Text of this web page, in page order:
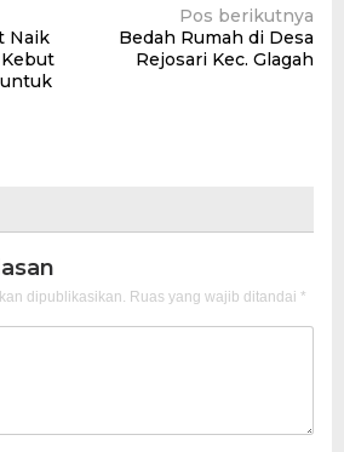
Naik
Pos berikutnya
Bedah Rumah di Desa
Rejosari Kec. Glagah
dipublikasikan. Ruas yang wajib ditandai *